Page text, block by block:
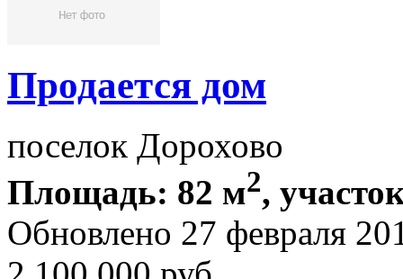
Продается дом
поселок Дорохово
Площадь: 82 м2,
Обновлено 27 февраля